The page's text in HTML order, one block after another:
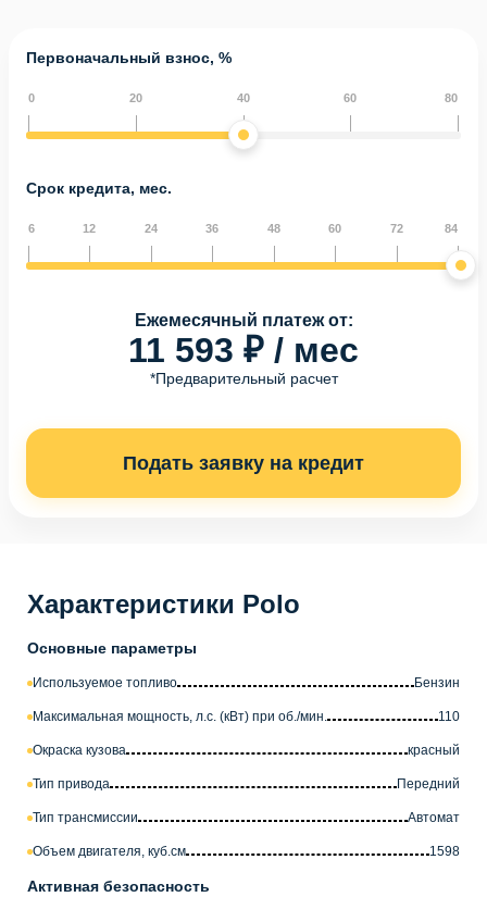
Первоначальный взнос, %
0 20 40 60 80
Срок кредита, мес.
6 12 24 36 48 60 72 84
Ежемесячный платеж от:
11 593 ₽ / мес
*Предварительный расчет
Подать заявку на кредит
Характеристики Polo
Основные параметры
Используемое топливо Бензин
Максимальная мощность, л.с. (кВт) при об./мин. 110
Окраска кузова красный
Тип привода Передний
Тип трансмиссии Автомат
Объем двигателя, куб.см 1598
Активная безопасность